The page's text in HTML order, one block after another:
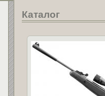
Каталог